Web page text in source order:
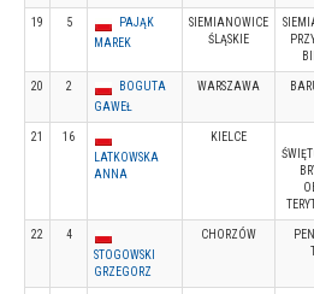
19 5
PAJĄK
MAREK
SIEMIANOWICE
ŚLĄSKIE
20 2
BOGUTA
GAWEŁ
WARSZAWA
21
16
LATKOWSKA
ANNA
KIELCE
22
4
STOGOWSKI
GRZEGORZ
CHORZÓW